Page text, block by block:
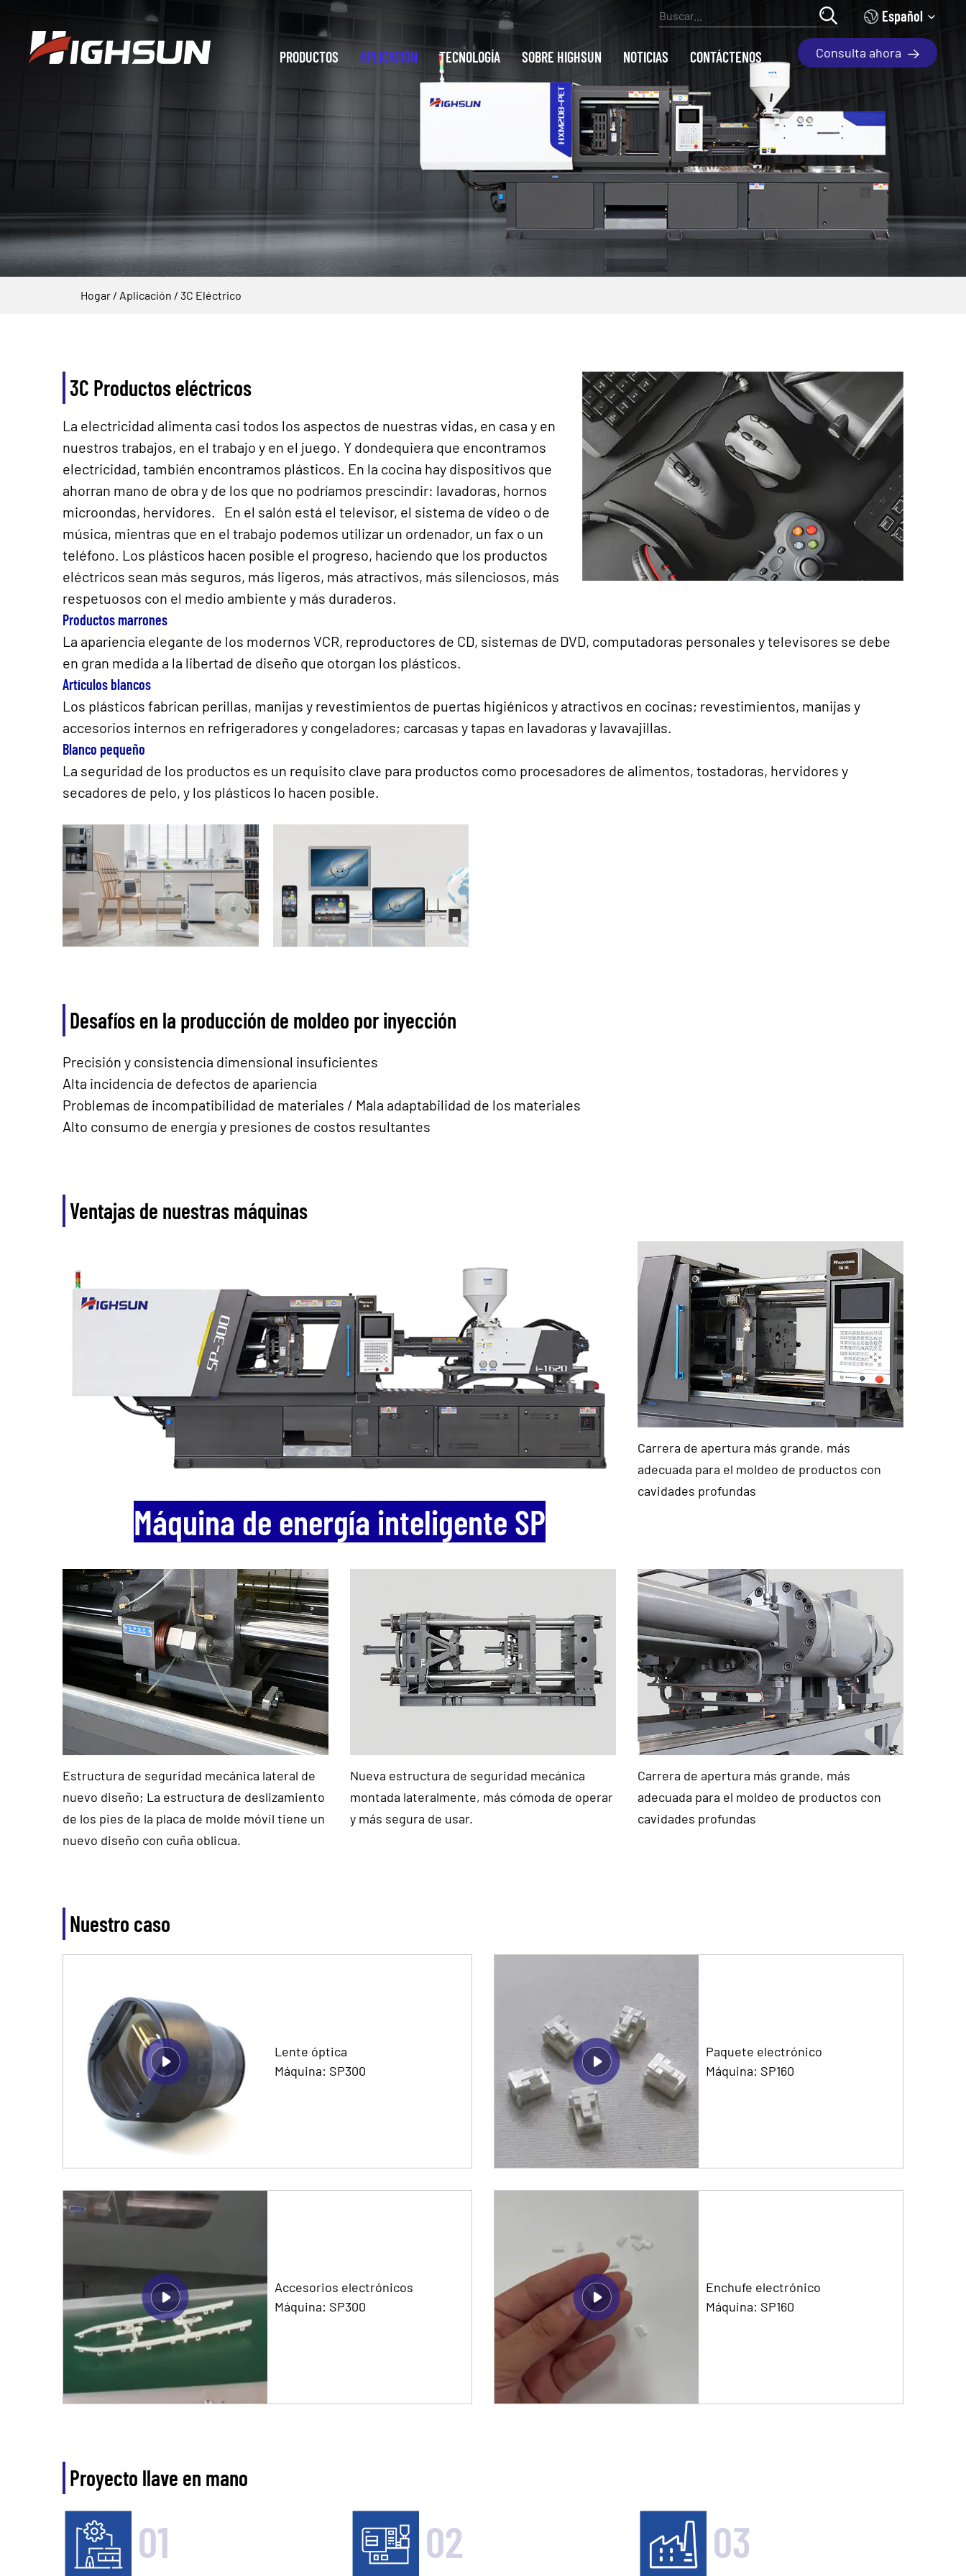
Español
PRODUCTOS APLICACIÓN TECNOLOGÍA SOBRE HIGHSUN NOTICIAS CONTÁCTENOS Consulta ahora
Hogar / Aplicación / 3C Eléctrico
3C Productos eléctricos
La electricidad alimenta casi todos los aspectos de nuestras vidas, en casa y en
nuestros trabajos, en el trabajo y en el juego. Y dondequiera que encontramos
electricidad, también encontramos plásticos. En la cocina hay dispositivos que
ahorran mano de obra y de los que no podríamos prescindir: lavadoras, hornos
microondas, hervidores. En el salón está el televisor, el sistema de vídeo o de
música, mientras que en el trabajo podemos utilizar un ordenador, un fax o un
teléfono. Los plásticos hacen posible el progreso, haciendo que los productos
eléctricos sean más seguros, más ligeros, más atractivos, más silenciosos, más
respetuosos con el medio ambiente y más duraderos.
Productos marrones
La apariencia elegante de los modernos VCR, reproductores de CD, sistemas de DVD, computadoras personales y televisores se debe
en gran medida a la libertad de diseño que otorgan los plásticos.
Artículos blancos
Los plásticos fabrican perillas, manijas y revestimientos de puertas higiénicos y atractivos en cocinas; revestimientos, manijas y
accesorios internos en refrigeradores y congeladores; carcasas y tapas en lavadoras y lavavajillas.
Blanco pequeño
La seguridad de los productos es un requisito clave para productos como procesadores de alimentos, tostadoras, hervidores y
secadores de pelo, y los plásticos lo hacen posible.
Desafíos en la producción de moldeo por inyección
Precisión y consistencia dimensional insuficientes
Alta incidencia de defectos de apariencia
Problemas de incompatibilidad de materiales / Mala adaptabilidad de los materiales
Alto consumo de energía y presiones de costos resultantes
Ventajas de nuestras máquinas
Máquina de energía inteligente SP
Carrera de apertura más grande, más
adecuada para el moldeo de productos con
cavidades profundas
Estructura de seguridad mecánica lateral de
nuevo diseño; La estructura de deslizamiento
de los pies de la placa de molde móvil tiene un
nuevo diseño con cuña oblicua.
Nueva estructura de seguridad mecánica
montada lateralmente, más cómoda de operar
y más segura de usar.
Carrera de apertura más grande, más
adecuada para el moldeo de productos con
cavidades profundas
Nuestro caso
Lente óptica
Máquina: SP300
Paquete electrónico
Máquina: SP160
Accesorios electrónicos
Máquina: SP300
Enchufe electrónico
Máquina: SP160
Proyecto llave en mano
01 02 03